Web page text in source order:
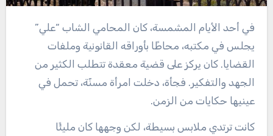
في أحد الأيام المشمسة، كان المحامي الشاب “علي”
يجلس في مكتبه، محاطًا بأوراقه القانونية وملفات
القضايا. كان يركز على قضية معقدة تتطلب الكثير من
الجهد والتفكير. فجأة، دخلت امرأة مسنّة، تحمل في
عينيها حكايات من الزمن.
كانت ترتدي ملابس بسيطة، لكن وجهها كان مليئًا